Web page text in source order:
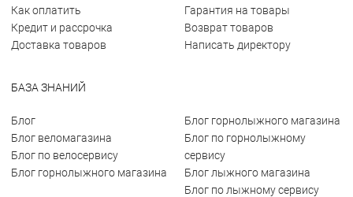
Как оплатить
Кредит и рассрочка
Доставка товаров
Гарантия на товары
Возврат товаров
Написать директору
БАЗА ЗНАНИЙ
Блог
Блог веломагазина
Блог по велосервису
Блог горнолыжного магазина
Блог горнолыжного магазина
Блог по горнолыжному
сервису
Блог лыжного магазина
Блог по лыжному сервису